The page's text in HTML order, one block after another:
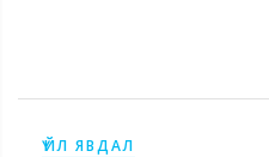
ҮЙЛ ЯВДАЛ